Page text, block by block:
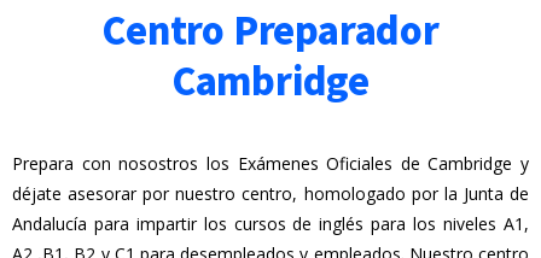
Centro Preparador
Cambridge
Prepara con nosostros los Exámenes Oficiales de Cambridge y
déjate asesorar por nuestro centro, homologado por la Junta de
Andalucía para impartir los cursos de inglés para los niveles A1,